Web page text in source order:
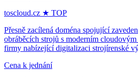
toscloud.cz ★ TOP
Přesně zacílená doména spojující
obráběcích strojů s moderním
firmy nabízející digitalizaci strojírenské
Cena k jednání